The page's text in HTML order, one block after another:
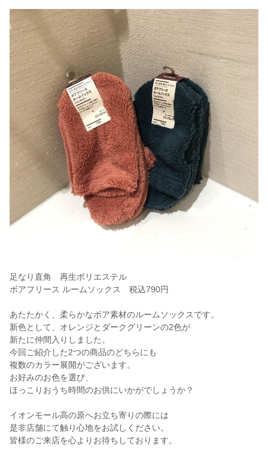
足なり直角 再生ポリエステル
ボアフリース ルームソックス 税込790円
あたたかく、柔らかなボア素材のルームソックスです。
新色として、オレンジとダークグリーンの2色が
新たに仲間入りしました。
今回ご紹介した2つの商品のどちらにも
複数のカラー展開がございます。
お好みのお色を選び、
ほっこりおうち時間のお供にいかがでしょうか？
イオンモール高の原へお立ち寄りの際には
是非店舗にて触り心地をお試しください。
皆様のご来店を心よりお待ちしております。